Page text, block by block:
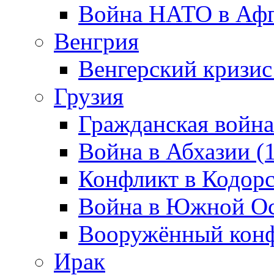
Война НАТО в
Венгрия
Венгерский
Грузия
Гражданская
Война в Абхазии
Конфликт в
Война в Южной
Вооружённый
Ирак